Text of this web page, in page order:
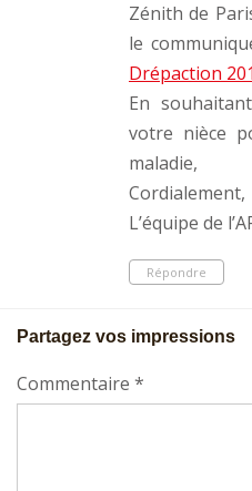
Zénith de
le
Drépaction
En
votre nièce
maladie,
Cordialement,
L’équipe de
Répondre
Partagez vos impressions
Commentaire *